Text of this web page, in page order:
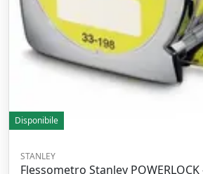
Disponibile
STANLEY
Flessometro Stanley